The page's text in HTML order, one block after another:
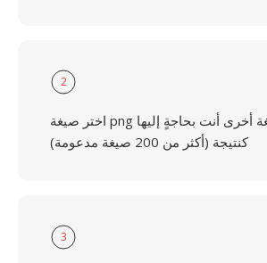
2
اختر صيغة png أو أية صيغة أخرى أنت بحاجةٍ إليها
كنتيجة (أكثر من 200 صيغة مدعومة)
3